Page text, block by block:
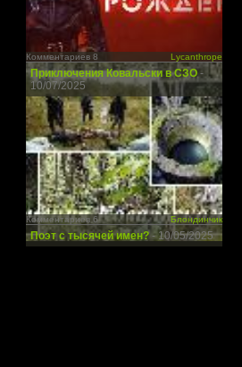
Комментариев 8 Lycanthrope
Приключения Ковальски в СЗО-
10/07/2025
Комментариев 6 Блондинчик
Поэт с тысячей имен? - 10/05/2025